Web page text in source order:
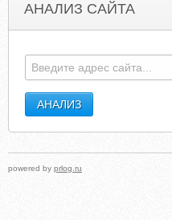
АНАЛИЗ САЙТА
powered by prlog.ru